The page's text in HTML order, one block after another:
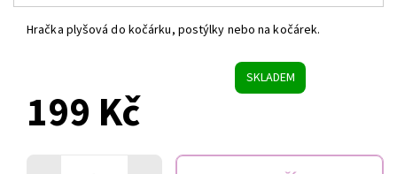
Hračka plyšová do kočárku, postýlky nebo na kočárek.
SKLADEM
199 Kč